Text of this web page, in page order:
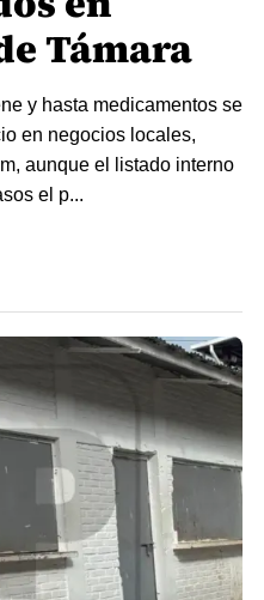
Támara
y hasta medicamentos se
en negocios locales,
aunque el listado interno
el p...